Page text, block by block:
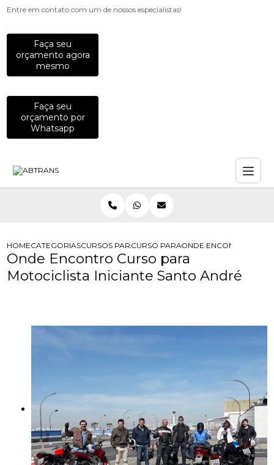
Entre em contato com um de nossos especialistas!
Faça seu
orçamento agora
mesmo
Faça seu
orçamento por
Whatsapp
HOMECATEGORIASCURSOS PARA MOTOCICLISTAS
CURSO PARA MOTOCICLISTAS DE
ONDE ENCONTRO
Onde Encontro Curso para
Motociclista Iniciante Santo André